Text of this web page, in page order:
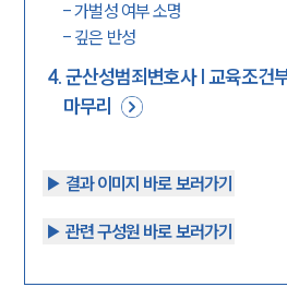
-가벌성 여부 소명
- 깊은 반성
4.군산성범죄변호사 | 교육조건
마무리
▶︎ 결과 이미지 바로 보러가기
▶︎ 관련 구성원 바로 보러가기